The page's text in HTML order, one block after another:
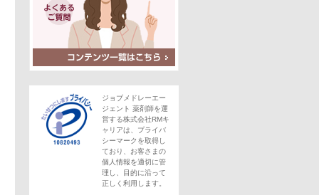
ジョブメドレーエー
ジェント 薬剤師を運
営する株式会社RMキ
ャリアは、プライバ
シーマークを取得し
ており、お客さまの
個人情報を適切に管
理し、目的に沿って
正しく利用します。